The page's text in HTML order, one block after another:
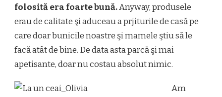
folosită era foarte bună.Anyway, produsele
erau de calitate şi aduceau a prjiturile de casă pe
care doar bunicile noastre şi mamele ştiu să le
facă atât de bine. De data asta parcă şi mai
apetisante, doar nu costau absolut nimic.
Am